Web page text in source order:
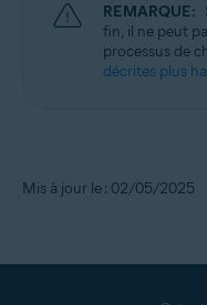
REMARQUE:
fin, il ne peut
processus de
décrites plus
Mis à jour le : 02/05/2025